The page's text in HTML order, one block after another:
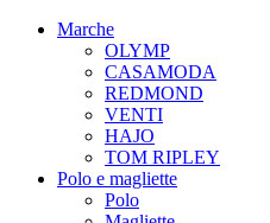
Marche
OLYMP
CASAMODA
REDMOND
VENTI
HAJO
TOM RIPLEY
Polo e magliette
Polo